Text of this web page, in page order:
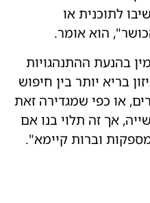
לתוכנית או
הוא אומר.
בהנעת ההתנהגויות
בריא יותר בין חיפוש
או כפי שמגדירה זאת
אך זה תלוי בנו אם
וברות קיימא".